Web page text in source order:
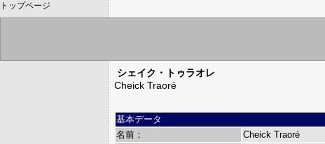
トップページ
シェイク・トゥラオレ
Cheick Traoré
基本データ
名前：
Cheick Traoré